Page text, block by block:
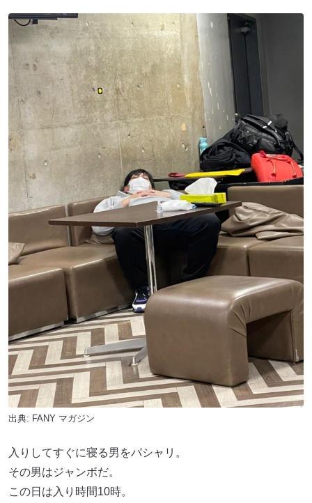
出典: FANY マガジン
入りしてすぐに寝る男をパシャリ。
その男はジャンボだ。
この日は入り時間10時。